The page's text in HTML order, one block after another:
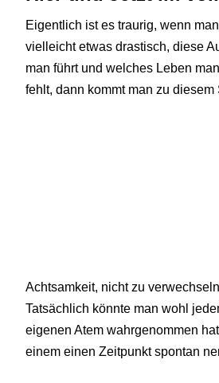
Eigentlich ist es traurig, wenn
vielleicht etwas drastisch, diese
man führt und welches Leben
fehlt, dann kommt man zu diesem
Achtsamkeit, nicht zu
Tatsächlich könnte man wohl
eigenen Atem wahrgenommen
einem einen Zeitpunkt spontan